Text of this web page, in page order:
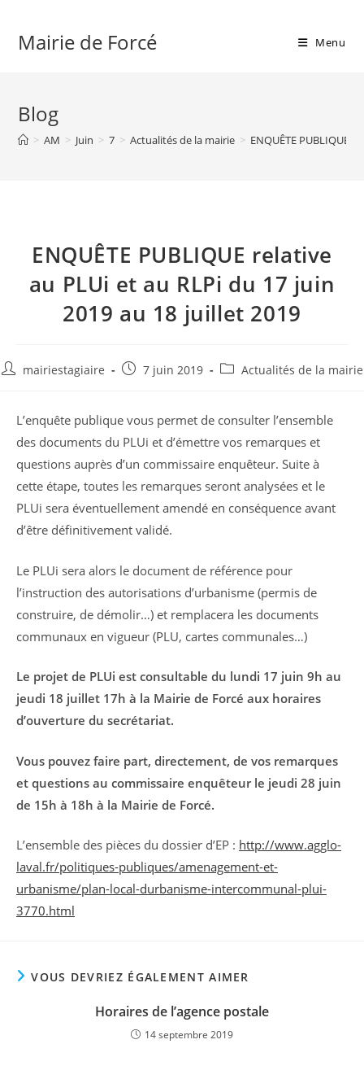
contentMairie de Forcé Menu
Blog
> AM > Juin > 7 > Actualités de la mairie > ENQUÊTE PUBLIQUE
ENQUÊTE PUBLIQUE relative
au PLUi et au RLPi du 17 juin
2019 au 18 juillet 2019
Auteur/autrice
publication :
mairiestagiaire
Publication
7 juin 2019
Post Actualités de la mairie
L’enquête publique vous permet de consulter l’ensemble
des documents du PLUi et d’émettre vos remarques et
questions auprès d’un commissaire enquêteur. Suite à
cette étape, toutes les remarques seront analysées et le
PLUi sera éventuellement amendé en conséquence avant
d’être définitivement validé.
Le PLUi sera alors le document de référence pour
l’instruction des autorisations d’urbanisme (permis de
construire, de démolir…) et remplacera les documents
communaux en vigueur (PLU, cartes communales…)
Le projet de PLUi est consultable du lundi 17 juin 9h au
jeudi 18 juillet 17h à la Mairie de Forcé aux horaires
d’ouverture du secrétariat.
Vous pouvez faire part, directement, de vos remarques
et questions au commissaire enquêteur le jeudi 28 juin
de 15h à 18h à la Mairie de Forcé.
L’ensemble des pièces du dossier d’EP : http://www.agglo-
laval.fr/politiques-publiques/amenagement-et-
urbanisme/plan-local-durbanisme-intercommunal-plui-
3770.html
VOUS DEVRIEZ ÉGALEMENT AIMER
Horaires de l’agence postale
14 septembre 2019